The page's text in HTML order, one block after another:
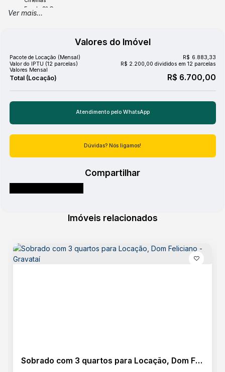
Escola 2º Grau
Escolas Municipais e Estaduais
Igreja Evangélica
Lojas
Mc Donalds
Ponto de circular
Restaurante
Salões de Beleza e Barbearia
Estrutura
Dormitórios com sacada
Ver mais...
Valores do Imóvel
R$ 6.700,00
Valores Mensal
Valor do IPTU (12 parcelas) R$ 2.200,00 divididos em 12 parcelas
R$ 6.883,33
Pacote de Locação (Mensal)
Dúvidas? Nós ligamos!
Compartilhar
Imóveis relacionados
Sobrado com 3 quartos para Locação, Dom Feliciano - Gravataí